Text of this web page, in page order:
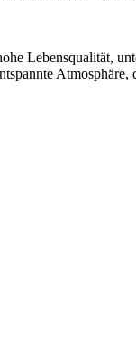
Lebensqualität,